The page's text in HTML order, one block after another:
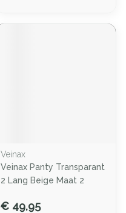
Veinax
Veinax Panty Transparant
2 Lang Beige Maat 2
€ 49,95